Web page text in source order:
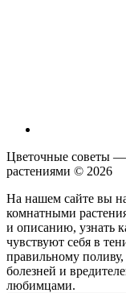
Цветочные советы —
растениями © 2026
На нашем сайте вы
комнатными
и описанию, узнать
чувствуют себя в
правильному
болезней и
любимцами.